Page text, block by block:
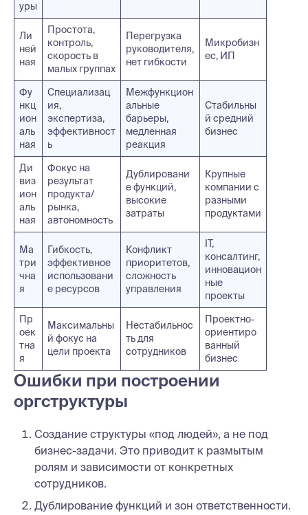
уры
Ли
ней
ная
Простота,
контроль,
скорость в
малых группах
Перегрузка
руководителя,
нет гибкости
Микробизн
ес, ИП
Фу
нкц
ион
аль
ная
Специализац
ия,
экспертиза,
эффективност
ь
Межфункцион
альные
барьеры,
медленная
реакция
Стабильны
й средний
бизнес
Ди
виз
ион
аль
ная
Фокус на
результат
продукта/
рынка,
автономность
Дублировани
е функций,
высокие
затраты
Крупные
компании с
разными
продуктами
Ма
три
чна
я
Гибкость,
эффективное
использовани
е ресурсов
Конфликт
приоритетов,
сложность
управления
IT,
консалтинг,
инновацион
ные
проекты
Пр
оек
тна
я
Максимальны
й фокус на
цели проекта
Нестабильнос
ть для
сотрудников
Проектно-
ориентиро
ванный
бизнес
Ошибки при построении
оргструктуры
Создание структуры «под людей», а не под
бизнес-задачи. Это приводит к размытым
ролям и зависимости от конкретных
сотрудников.
Дублирование функций и зон ответственности.